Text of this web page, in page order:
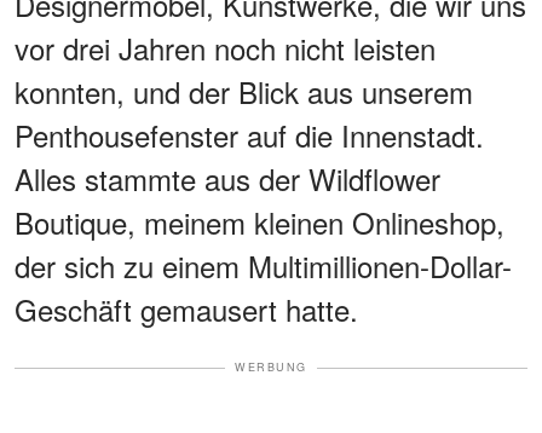
vor drei Jahren noch nicht leisten
konnten, und der Blick aus unserem
Penthousefenster auf die Innenstadt.
Alles stammte aus der Wildflower
Boutique, meinem kleinen Onlineshop,
der sich zu einem Multimillionen-Dollar-
Geschäft gemausert hatte.
WERBUNG